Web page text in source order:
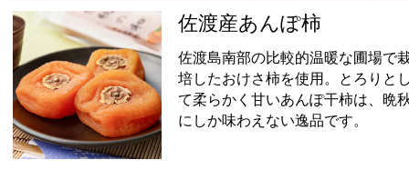
佐渡産あんぽ柿
佐渡島南部の比較的温暖な圃場で
培したおけさ柿を使用。とろりと
て柔らかく甘いあんぽ干柿は、晩
にしか味わえない逸品です。